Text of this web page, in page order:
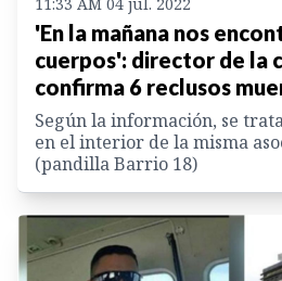
11:33 AM 04 jul. 2022
'En la mañana nos
cuerpos': director de la
confirma 6 reclusos
Según la información, se
en el interior de la misma
(pandilla Barrio 18)